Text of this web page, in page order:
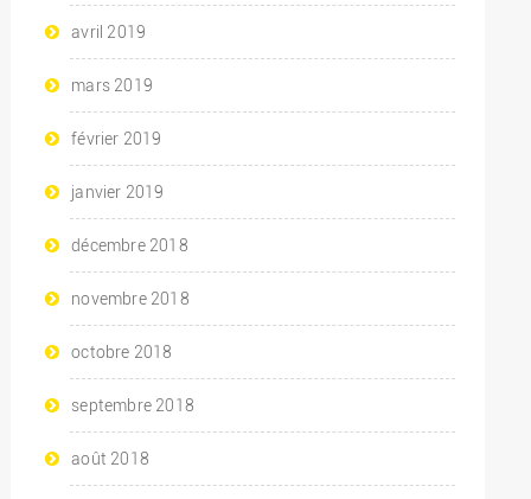
avril 2019
mars 2019
février 2019
janvier 2019
décembre 2018
novembre 2018
octobre 2018
septembre 2018
août 2018